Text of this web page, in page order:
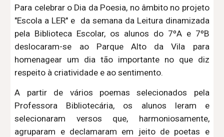
Para celebrar o Dia da Poesia, no âmbito no projeto
"Escola a LER" e da semana da Leitura dinamizada
pela Biblioteca Escolar, os alunos do 7ºA e 7ºB
deslocaram-se ao Parque Alto da Vila para
homenagear um dia tão importante no que diz
respeito à criatividade e ao sentimento.
A partir de vários poemas selecionados pela
Professora Bibliotecária, os alunos leram e
selecionaram versos que, harmoniosamente,
agruparam e declamaram em jeito de poetas e